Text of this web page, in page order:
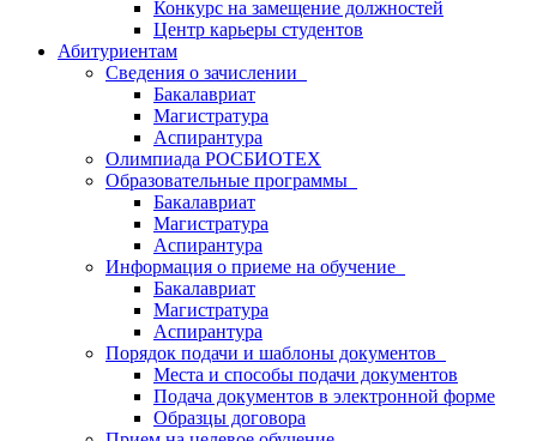
Конкурс на замещение должностей
Центр карьеры студентов
Абитуриентам
Сведения о зачислении
Бакалавриат
Магистратура
Аспирантура
Олимпиада РОСБИОТЕХ
Образовательные программы
Бакалавриат
Магистратура
Аспирантура
Информация о приеме на обучение
Бакалавриат
Магистратура
Аспирантура
Порядок подачи и шаблоны документов
Места и способы подачи документов
Подача документов в электронной форме
Образцы договора